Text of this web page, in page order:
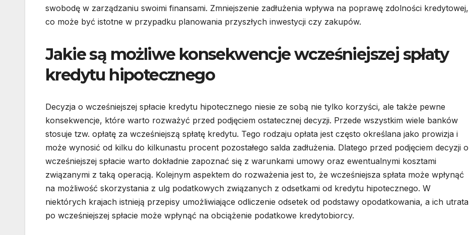
swobodę w zarządzaniu swoimi finansami. Zmniejszenie zadłużenia wpływa na poprawę zdolności kredytowej,
co może być istotne w przypadku planowania przyszłych inwestycji czy zakupów.
Jakie są możliwe konsekwencje wcześniejszej spłaty
kredytu hipotecznego
Decyzja o wcześniejszej spłacie kredytu hipotecznego niesie ze sobą nie tylko korzyści, ale także pewne
konsekwencje, które warto rozważyć przed podjęciem ostatecznej decyzji. Przede wszystkim wiele banków
stosuje tzw. opłatę za wcześniejszą spłatę kredytu. Tego rodzaju opłata jest często określana jako prowizja i
może wynosić od kilku do kilkunastu procent pozostałego salda zadłużenia. Dlatego przed podjęciem decyzji o
wcześniejszej spłacie warto dokładnie zapoznać się z warunkami umowy oraz ewentualnymi kosztami
związanymi z taką operacją. Kolejnym aspektem do rozważenia jest to, że wcześniejsza spłata może wpłynąć
na możliwość skorzystania z ulg podatkowych związanych z odsetkami od kredytu hipotecznego. W
niektórych krajach istnieją przepisy umożliwiające odliczenie odsetek od podstawy opodatkowania, a ich utrata
po wcześniejszej spłacie może wpłynąć na obciążenie podatkowe kredytobiorcy.